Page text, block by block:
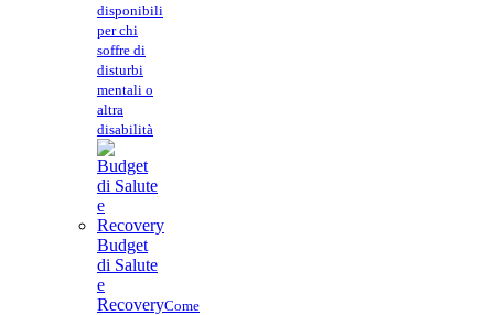
disponibili
per chi
soffre di
disturbi
mentali o
altra
disabilità
Budget
di Salute
e
RecoveryCome